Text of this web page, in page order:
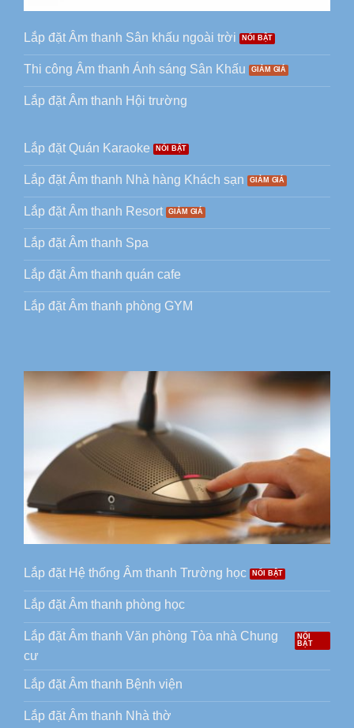
Lắp đặt Âm thanh Sân khấu ngoài trời
Thi công Âm thanh Ánh sáng Sân Khấu
Lắp đặt Âm thanh Hội trường
Lắp đặt Quán Karaoke
Lắp đặt Âm thanh Nhà hàng Khách sạn
Lắp đặt Âm thanh Resort
Lắp đặt Âm thanh Spa
Lắp đặt Âm thanh quán cafe
Lắp đặt Âm thanh phòng GYM
Lắp đặt Hệ thống Âm thanh Trường học
Lắp đặt Âm thanh phòng học
Lắp đặt Âm thanh Văn phòng Tòa nhà Chung
cư
Lắp đặt Âm thanh Bệnh viện
Lắp đặt Âm thanh Nhà thờ